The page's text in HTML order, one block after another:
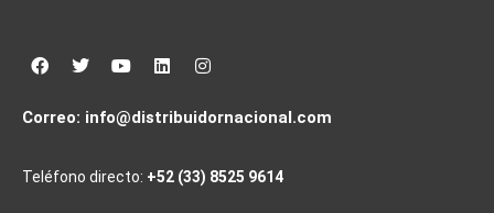
Facebook
TwitterYoutubeLinkedinInstagram
Correo: info@distribuidornacional.com
Teléfono directo: +52 (33) 8525 9614